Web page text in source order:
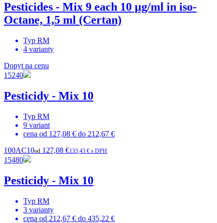
Pesticides - Mix 9 each 10 µg/ml in iso-
Octane, 1,5 ml (Certan)
Typ RM
4 varianty
Dopyt na cenu
15240
Pesticidy - Mix 10
Typ RM
9 variant
cena od 127,08 € do 212,67 €
100AC10od 127,08 €133,43 € s DPH
15480
Pesticidy - Mix 10
Typ RM
3 varianty
cena od 212,67 € do 435,22 €